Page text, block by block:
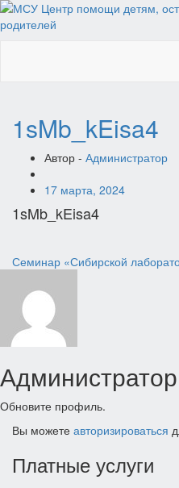
1sMb_kEisa4
Автор - Администратор
17 марта, 2024
1sMb_kEisa4
Навигация
по
записям
Семинар «Сибирской
Администратор
Обновите профиль.
Вы можете авторизироваться
Платные услуги